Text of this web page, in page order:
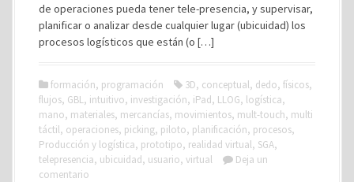
de operaciones pueda tener tele-presencia, y supervisar,
planificar o analizar desde cualquier lugar (ubicuidad) los
procesos logísticos que están (o […]
formación, programación 3D, conceptual, dedo, físicos,
flujos, GBL, intuitivo, investigación, iPad, LLOG, logística,
mano, materiales, mercancías, movimientos, mult-touch, multi
táctil, operaciones, picking, piloto, planificación, procesos,
Producción y logística, prototipo, realidad virtual, SGA,
telepresencia, ubicuidad, usuario, virtual
Deja un
comentario